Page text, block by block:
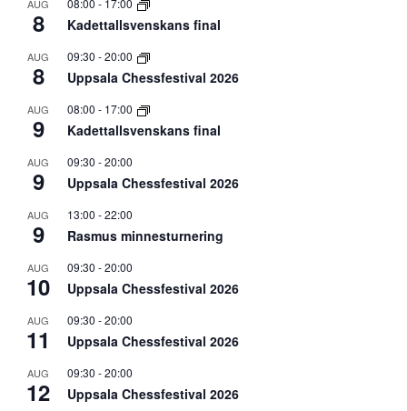
AUG
8
08:00 - 17:00
Kadettallsvenskans final
AUG
8
09:30 -20:00
Uppsala Chessfestival 2026
AUG
9
08:00 - 17:00
Kadettallsvenskans final
AUG
9
09:30 -20:00
Uppsala Chessfestival 2026
AUG
9
13:00 -22:00
Rasmus minnesturnering
AUG
10
09:30 -20:00
Uppsala Chessfestival 2026
AUG
11
09:30 -20:00
Uppsala Chessfestival 2026
AUG
12
09:30 -20:00
Uppsala Chessfestival 2026